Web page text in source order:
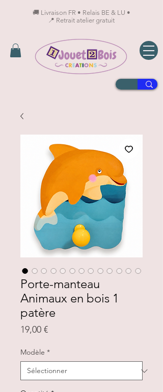
🚚 Livraison FR • Relais BE & LU •
📍 Retrait atelier gratuit
Porte-manteau
Animaux en bois 1
patère
19,00 €Prix
Modèle *